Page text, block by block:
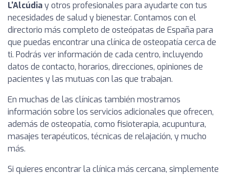
L'Alcúdiay otros profesionales para ayudarte con tus
necesidades de salud y bienestar. Contamos con el
directorio más completo de osteópatas de España para
que puedas encontrar una clínica de osteopatía cerca de
ti. Podrás ver información de cada centro, incluyendo
datos de contacto, horarios, direcciones, opiniones de
pacientes y las mutuas con las que trabajan.
En muchas de las clínicas también mostramos
información sobre los servicios adicionales que ofrecen,
además de osteopatía, como fisioterapia, acupuntura,
masajes terapéuticos, técnicas de relajación, y mucho
más.
Si quieres encontrar la clínica más cercana, simplemente